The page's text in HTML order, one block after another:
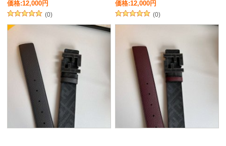
価格:12,000円
(0)
価格:12,000円
(0)